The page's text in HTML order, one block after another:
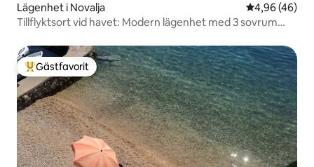
Lägenhet i Novalja 4,96 av 5 i
4,96 (46)
Tillflyktsort vid havet: Modern lägenhet med 3 sovrum
Populär gästfavorit
Gästfavorit